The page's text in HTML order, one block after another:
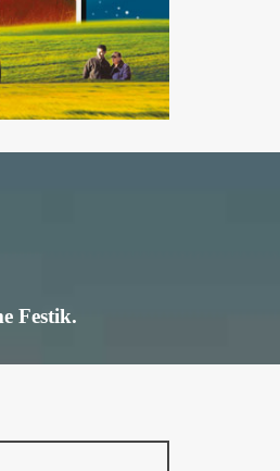
Festik.